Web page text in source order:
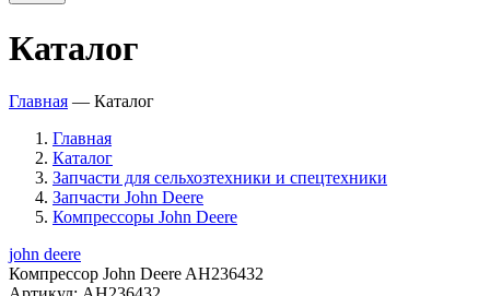
Каталог
Главная — Каталог
Главная
Каталог
Запчасти для сельхозтехники и спецтехники
Запчасти John Deere
Компрессоры John Deere
john deere
Компрессор John Deere AH236432